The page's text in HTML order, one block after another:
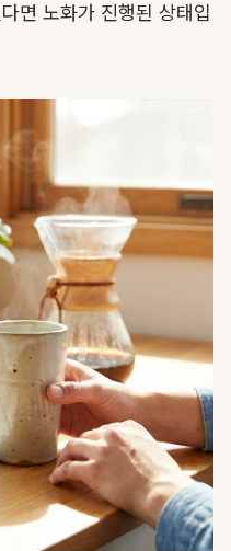
면 노화가 진행된 상태입